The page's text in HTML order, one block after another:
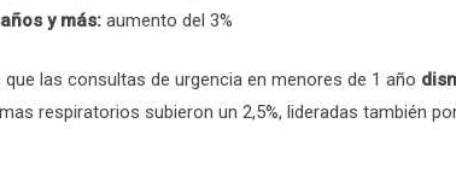
y más: aumento del 3%
que las consultas de urgencia en menores de 1 año
respiratorios subieron un 2,5%, lideradas también